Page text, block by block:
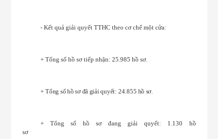
- Kết quả giải quyết TTHC theo cơ chế một cửa:
+ Tổng số hồ sơ tiếp nhận: 25.985 hồ sơ.
+Tổng số hồ sơ đã giải quyết: 24.855 hồ sơ.
+ Tổng số hồ sơ đang giải quyết: 1.130 hồ
sơ